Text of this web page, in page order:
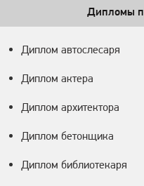
Дипломы
Диплом автослесаря
Диплом актера
Диплом архитектора
Диплом бетонщика
Диплом библиотекаря